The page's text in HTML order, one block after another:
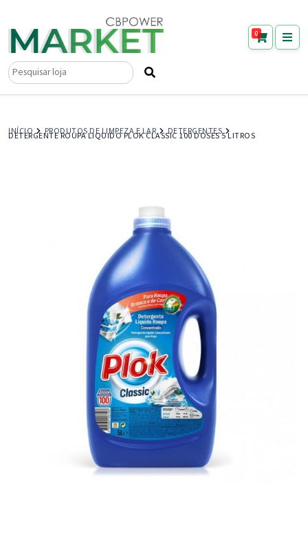
0
Pesquisar
INÍCIO PRODUTOS DE LIMPEZA E LAR DETERGENTES
DETERGENTE ROUPA LIQUIDO PLOK CLASSIC 100 DOSES 5 LITROS